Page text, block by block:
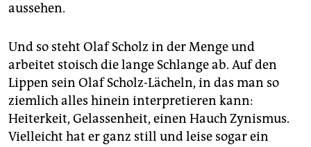
aussehen.
Und so steht Olaf Scholz in der Menge und
arbeitet stoisch die lange Schlange ab. Auf den
Lippen sein Olaf Scholz-Lächeln, in das man so
ziemlich alles hinein interpretieren kann:
Heiterkeit, Gelassenheit, einen Hauch Zynismus.
Vielleicht hat er ganz still und leise sogar ein